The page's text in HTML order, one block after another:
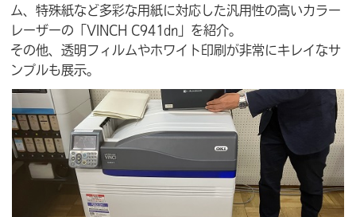
ム、特殊紙など多彩な用紙に対応した汎用性の高いカラー
レーザーの「VINCH C941dn」を紹介。
その他、透明フィルムやホワイト印刷が非常にキレイなサ
ンプルも展示。